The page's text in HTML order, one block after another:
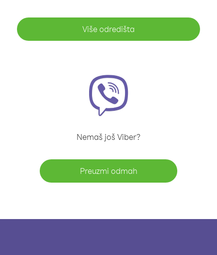
Više odredišta
Nemaš još Viber?
Preuzmi odmah